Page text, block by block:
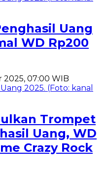
Uang
WD Rp200
2025, 07:00 WIB
Trompet
Uang, WD
Crazy Rock